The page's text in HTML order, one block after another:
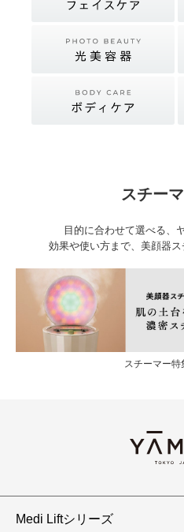
スチー
目的に合わせて選べる、
効果や使い方まで、美顔器ス
スチーマー特
Medi Liftシリーズ